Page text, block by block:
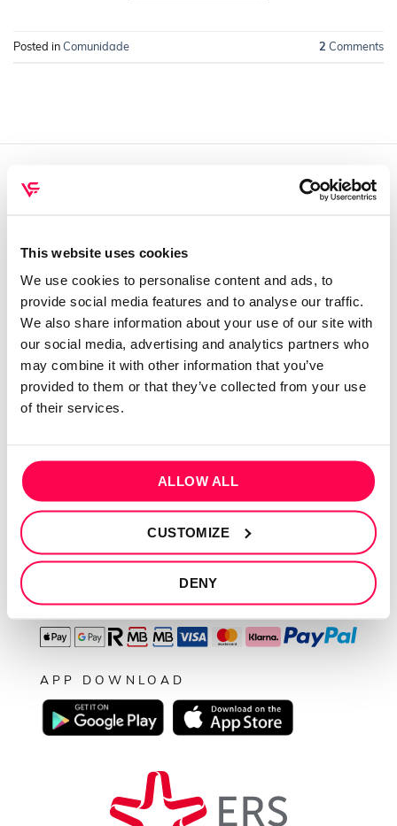
This website uses cookies
We use cookies to personalise content and ads, to
provide social media features and to analyse our traffic.
We also share information about your use of our site with
our social media, advertising and analytics partners who
may combine it with other information that you’ve
provided to them or that they’ve collected from your use
of their services.
ALLOW ALL
CUSTOMIZE
DENY
Posted inComunidade 2 Comments
Contactos
Conta cliente
INFORMAÇÕES
Política de privacidade
Livro de reclamações
PAGAMENTOS
APP DOWNLOAD